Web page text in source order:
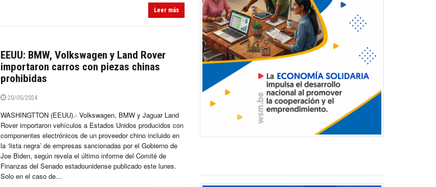
Leer más
EEUU: BMW, Volkswagen y Land Rover
importaron carros con piezas chinas
prohibidas
20/05/2024
WASHINGTTON (EEUU).- Volkswagen, BMW y Jaguar Land
Rover importaron vehículos a Estados Unidos producidos con
componentes electrónicos de un proveedor chino incluido en
la ‘lista negra’ de empresas sancionadas por el Gobierno de
Joe Biden, según revela el último informe del Comité de
Finanzas del Senado estadounidense publicado este lunes.
Solo en el caso de...